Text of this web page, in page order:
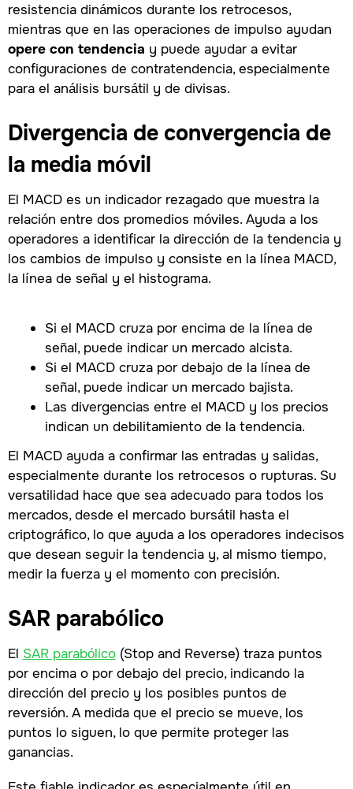
resistencia dinámicos durante los retrocesos,
mientras que en las operaciones de impulso ayudan
opere con tendencia y puede ayudar a evitar
configuraciones de contratendencia, especialmente
para el análisis bursátil y de divisas.
Divergencia de convergencia de
la media móvil
El MACD es un indicador rezagado que muestra la
relación entre dos promedios móviles. Ayuda a los
operadores a identificar la dirección de la tendencia y
los cambios de impulso y consiste en la línea MACD,
la línea de señal y el histograma.
Si el MACD cruza por encima de la línea de
señal, puede indicar un mercado alcista.
Si el MACD cruza por debajo de la línea de
señal, puede indicar un mercado bajista.
Las divergencias entre el MACD y los precios
indican un debilitamiento de la tendencia.
El MACD ayuda a confirmar las entradas y salidas,
especialmente durante los retrocesos o rupturas. Su
versatilidad hace que sea adecuado para todos los
mercados, desde el mercado bursátil hasta el
criptográfico, lo que ayuda a los operadores indecisos
que desean seguir la tendencia y, al mismo tiempo,
medir la fuerza y el momento con precisión.
SAR parabólico
El SAR parabólico(Stop and Reverse) traza puntos
por encima o por debajo del precio, indicando la
dirección del precio y los posibles puntos de
reversión. A medida que el precio se mueve, los
puntos lo siguen, lo que permite proteger las
ganancias.